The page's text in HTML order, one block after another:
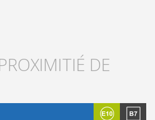
DE